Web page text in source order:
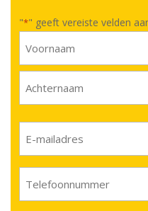
"*" geeft vereiste velden
Voornaam
mail